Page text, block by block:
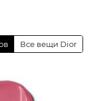
Все вещи Dior